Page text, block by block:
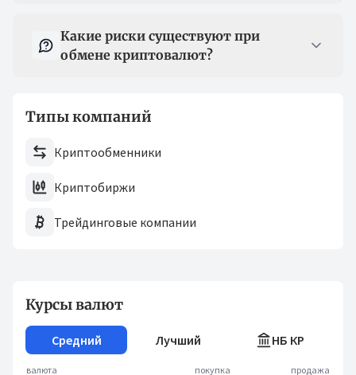
Какие риски существуют при
обмене криптовалют?
Типы компаний
Криптообменники
Криптобиржи
Трейдинговые компании
Курсы валют
Средний Лучший НБ КР
валюта покупка продажа